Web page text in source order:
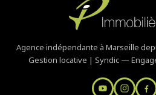
Agence indépendante à Marseille
Gestion locative | Syndic —